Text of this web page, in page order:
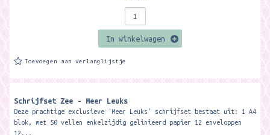
In winkelwagen
Toevoegen aan verlanglijstje
Schrijfset Zee - Meer Leuks
Deze prachtige exclusieve 'Meer Leuks' schrijfset bestaat uit: 1 A4
blok, met 50 vellen enkelzijdig gelinieerd papier 12 enveloppen
12...